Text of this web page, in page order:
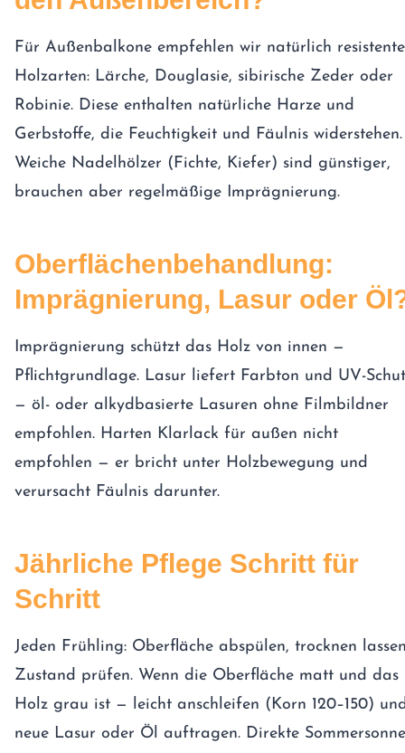
Für Außenbalkone empfehlen wir natürlich resistente
Holzarten: Lärche, Douglasie, sibirische Zeder oder
Robinie. Diese enthalten natürliche Harze und
Gerbstoffe, die Feuchtigkeit und Fäulnis widerstehen.
Weiche Nadelhölzer (Fichte, Kiefer) sind günstiger,
brauchen aber regelmäßige Imprägnierung.
Oberflächenbehandlung:
Imprägnierung, Lasur oder
Imprägnierung schützt das Holz von innen —
Pflichtgrundlage. Lasur liefert Farbton und UV-
— öl- oder alkydbasierte Lasuren ohne Filmbildner
empfohlen. Harten Klarlack für außen nicht
empfohlen — er bricht unter Holzbewegung und
verursacht Fäulnis darunter.
Jährliche Pflege Schritt für
Schritt
Jeden Frühling: Oberfläche abspülen, trocknen
Zustand prüfen. Wenn die Oberfläche matt und das
Holz grau ist — leicht anschleifen (Korn 120–150)
neue Lasur oder Öl auftragen. Direkte Sommersonne